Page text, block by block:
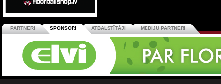
PARTNERI SPONSORI ATBALSTĪTĀJI MEDIJU PARTNERI